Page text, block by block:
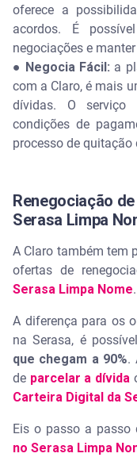
oferece a
acordos. É
negociações e
● Negocia Fácil: a
com a Claro, é mais
dívidas. O serviço
condições de
processo de quitação
Renegociação
Serasa Limpa
A Claro também tem
ofertas de
Serasa Limpa Nome.
A diferença para os
na Serasa, é
que chegam a 90%.
de parcelar a dívida
Carteira Digital da
Eis o passo a passo
no Serasa Limpa